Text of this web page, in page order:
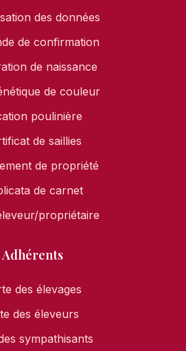
des données
de confirmation
de naissance
de couleur
poulinière
de saillies
de propriété
de carnet
propriétaire
Adhérents
des élevages
des éleveurs
sympathisants